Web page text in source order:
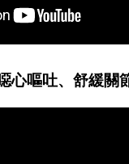
心嘔吐、舒緩關